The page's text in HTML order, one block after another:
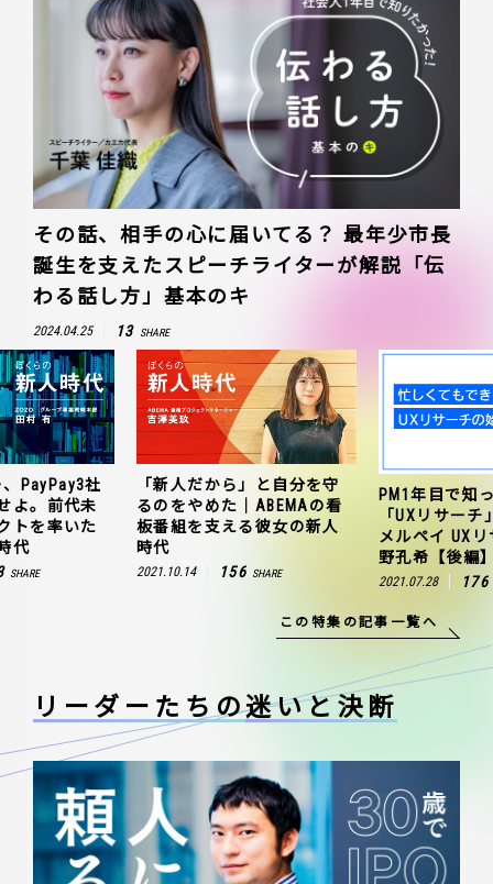
その話、相手の心に届いてる？ 最年少市長
誕生を支えたスピーチライターが解説「伝
わる話し方」基本のキ
2024.04.25 13 SHARE
PayPay3社
よ。前代未
トを率いた
代
SHARE
「新人だから」と自分を守
るのをやめた｜ABEMAの看
板番組を支える彼女の新人
時代
2021.10.14 156 SHARE
PM1年目で知
「UXリサー
メルペイ UX
野孔希【後編
2021.07.28 176
この特集の記事一覧へ
リーダーたちの迷いと決断